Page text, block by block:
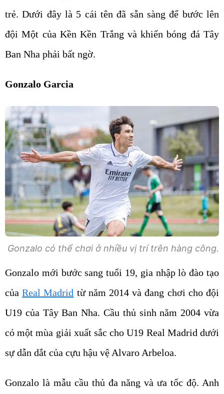
trẻ. Dưới đây là 5 cái tên đã sẵn sàng để bước lên
đội Một của Kền Kền Trắng và khiến bóng đá Tây
Ban Nha phải bất ngờ.
Gonzalo Garcia
Gonzalo có thể chơi ở nhiều vị trí trên hàng công.
Gonzalo mới bước sang tuổi 19, gia nhập lò đào tạo
củaReal Madrid từ năm 2014 và đang chơi cho đội
U19 của Tây Ban Nha. Cầu thủ sinh năm 2004 vừa
có một mùa giải xuất sắc cho U19 Real Madrid dưới
sự dẫn dắt của cựu hậu vệ Alvaro Arbeloa.
Gonzalo là mẫu cầu thủ đa năng và ưa tốc độ. Anh